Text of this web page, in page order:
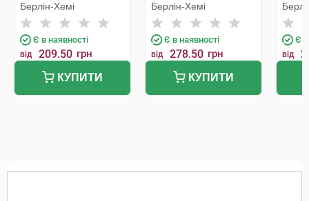
Берлін-Хемі
Є в наявності
від 209.50 грн
КУПИТИ
Берлін-Хемі
Є в наявності
від 278.50 грн
КУПИТИ
Є в
від